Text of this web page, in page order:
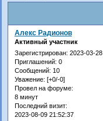
Алекс Радионов
Активный участник
Зарегистрирован: 2023-03-28
Приглашений: 0
Сообщений: 10
Уважение: [+0/-0]
Провел на форуме:
8 минут
Последний визит:
2023-08-09 21:52:37